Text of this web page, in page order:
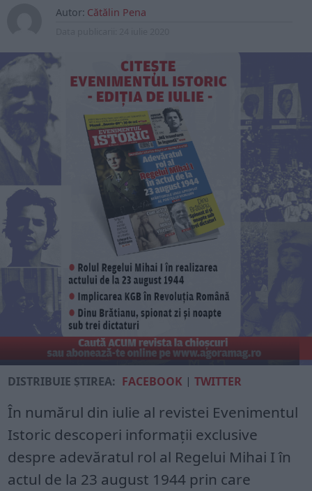
Autor: Cătălin Pena
DISTRIBUIE ȘTIREA: FACEBOOK |TWITTER
În numărul din iulie al revistei Evenimentul
Istoric descoperi informații exclusive
despre adevăratul rol al Regelui Mihai I în
actul de la 23 august 1944 prin care